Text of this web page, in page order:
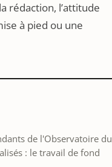
rédaction, l’attitude
à pied ou une
de l'Observatoire du
: le travail de fond